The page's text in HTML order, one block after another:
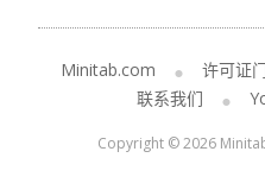
Minitab.com 许可证
联系我们
Copyright © 2026